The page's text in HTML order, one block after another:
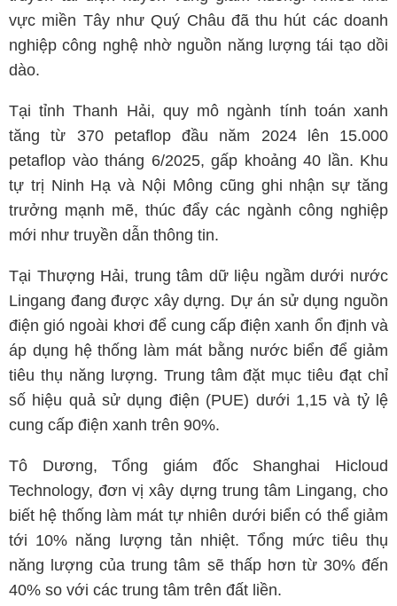
vực miền Tây như Quý Châu đã thu hút các doanh
nghiệp công nghệ nhờ nguồn năng lượng tái tạo dồi
dào.
Tại tỉnh Thanh Hải, quy mô ngành tính toán xanh
tăng từ 370 petaflop đầu năm 2024 lên 15.000
petaflop vào tháng 6/2025, gấp khoảng 40 lần. Khu
tự trị Ninh Hạ và Nội Mông cũng ghi nhận sự tăng
trưởng mạnh mẽ, thúc đẩy các ngành công nghiệp
mới như truyền dẫn thông tin.
Tại Thượng Hải, trung tâm dữ liệu ngầm dưới nước
Lingang đang được xây dựng. Dự án sử dụng nguồn
điện gió ngoài khơi để cung cấp điện xanh ổn định và
áp dụng hệ thống làm mát bằng nước biển để giảm
tiêu thụ năng lượng. Trung tâm đặt mục tiêu đạt chỉ
số hiệu quả sử dụng điện (PUE) dưới 1,15 và tỷ lệ
cung cấp điện xanh trên 90%.
Tô Dương, Tổng giám đốc Shanghai Hicloud
Technology, đơn vị xây dựng trung tâm Lingang, cho
biết hệ thống làm mát tự nhiên dưới biển có thể giảm
tới 10% năng lượng tản nhiệt. Tổng mức tiêu thụ
năng lượng của trung tâm sẽ thấp hơn từ 30% đến
40% so với các trung tâm trên đất liền.